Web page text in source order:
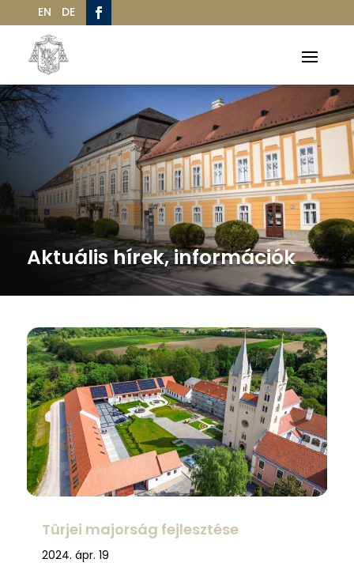
EN DE
Aktuális hírek, információk
Türjei majorság fejlesztése
2024. ápr. 19